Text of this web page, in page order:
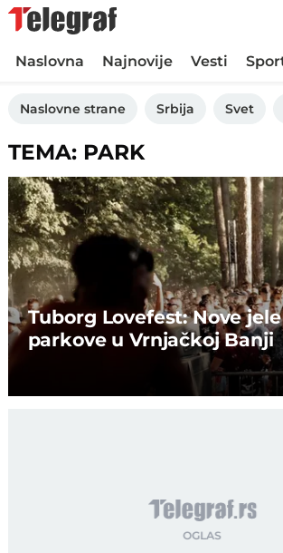
Naslovna Najnovije Vesti
Naslovne strane Srbija Svet
TEMA: PARK
Tuborg Lovefest: Nove
parkove u Vrnjačkoj Banji